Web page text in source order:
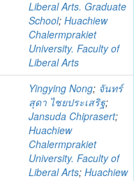
Liberal Arts. Graduate
School; Huachiew
Chalermprakiet
University. Faculty of
Liberal Arts
Yingying Nong; จันทร์
สุดา ไชยประเสริฐ;
Jansuda Chiprasert;
Huachiew
Chalermprakiet
University. Faculty of
Liberal Arts; Huachiew